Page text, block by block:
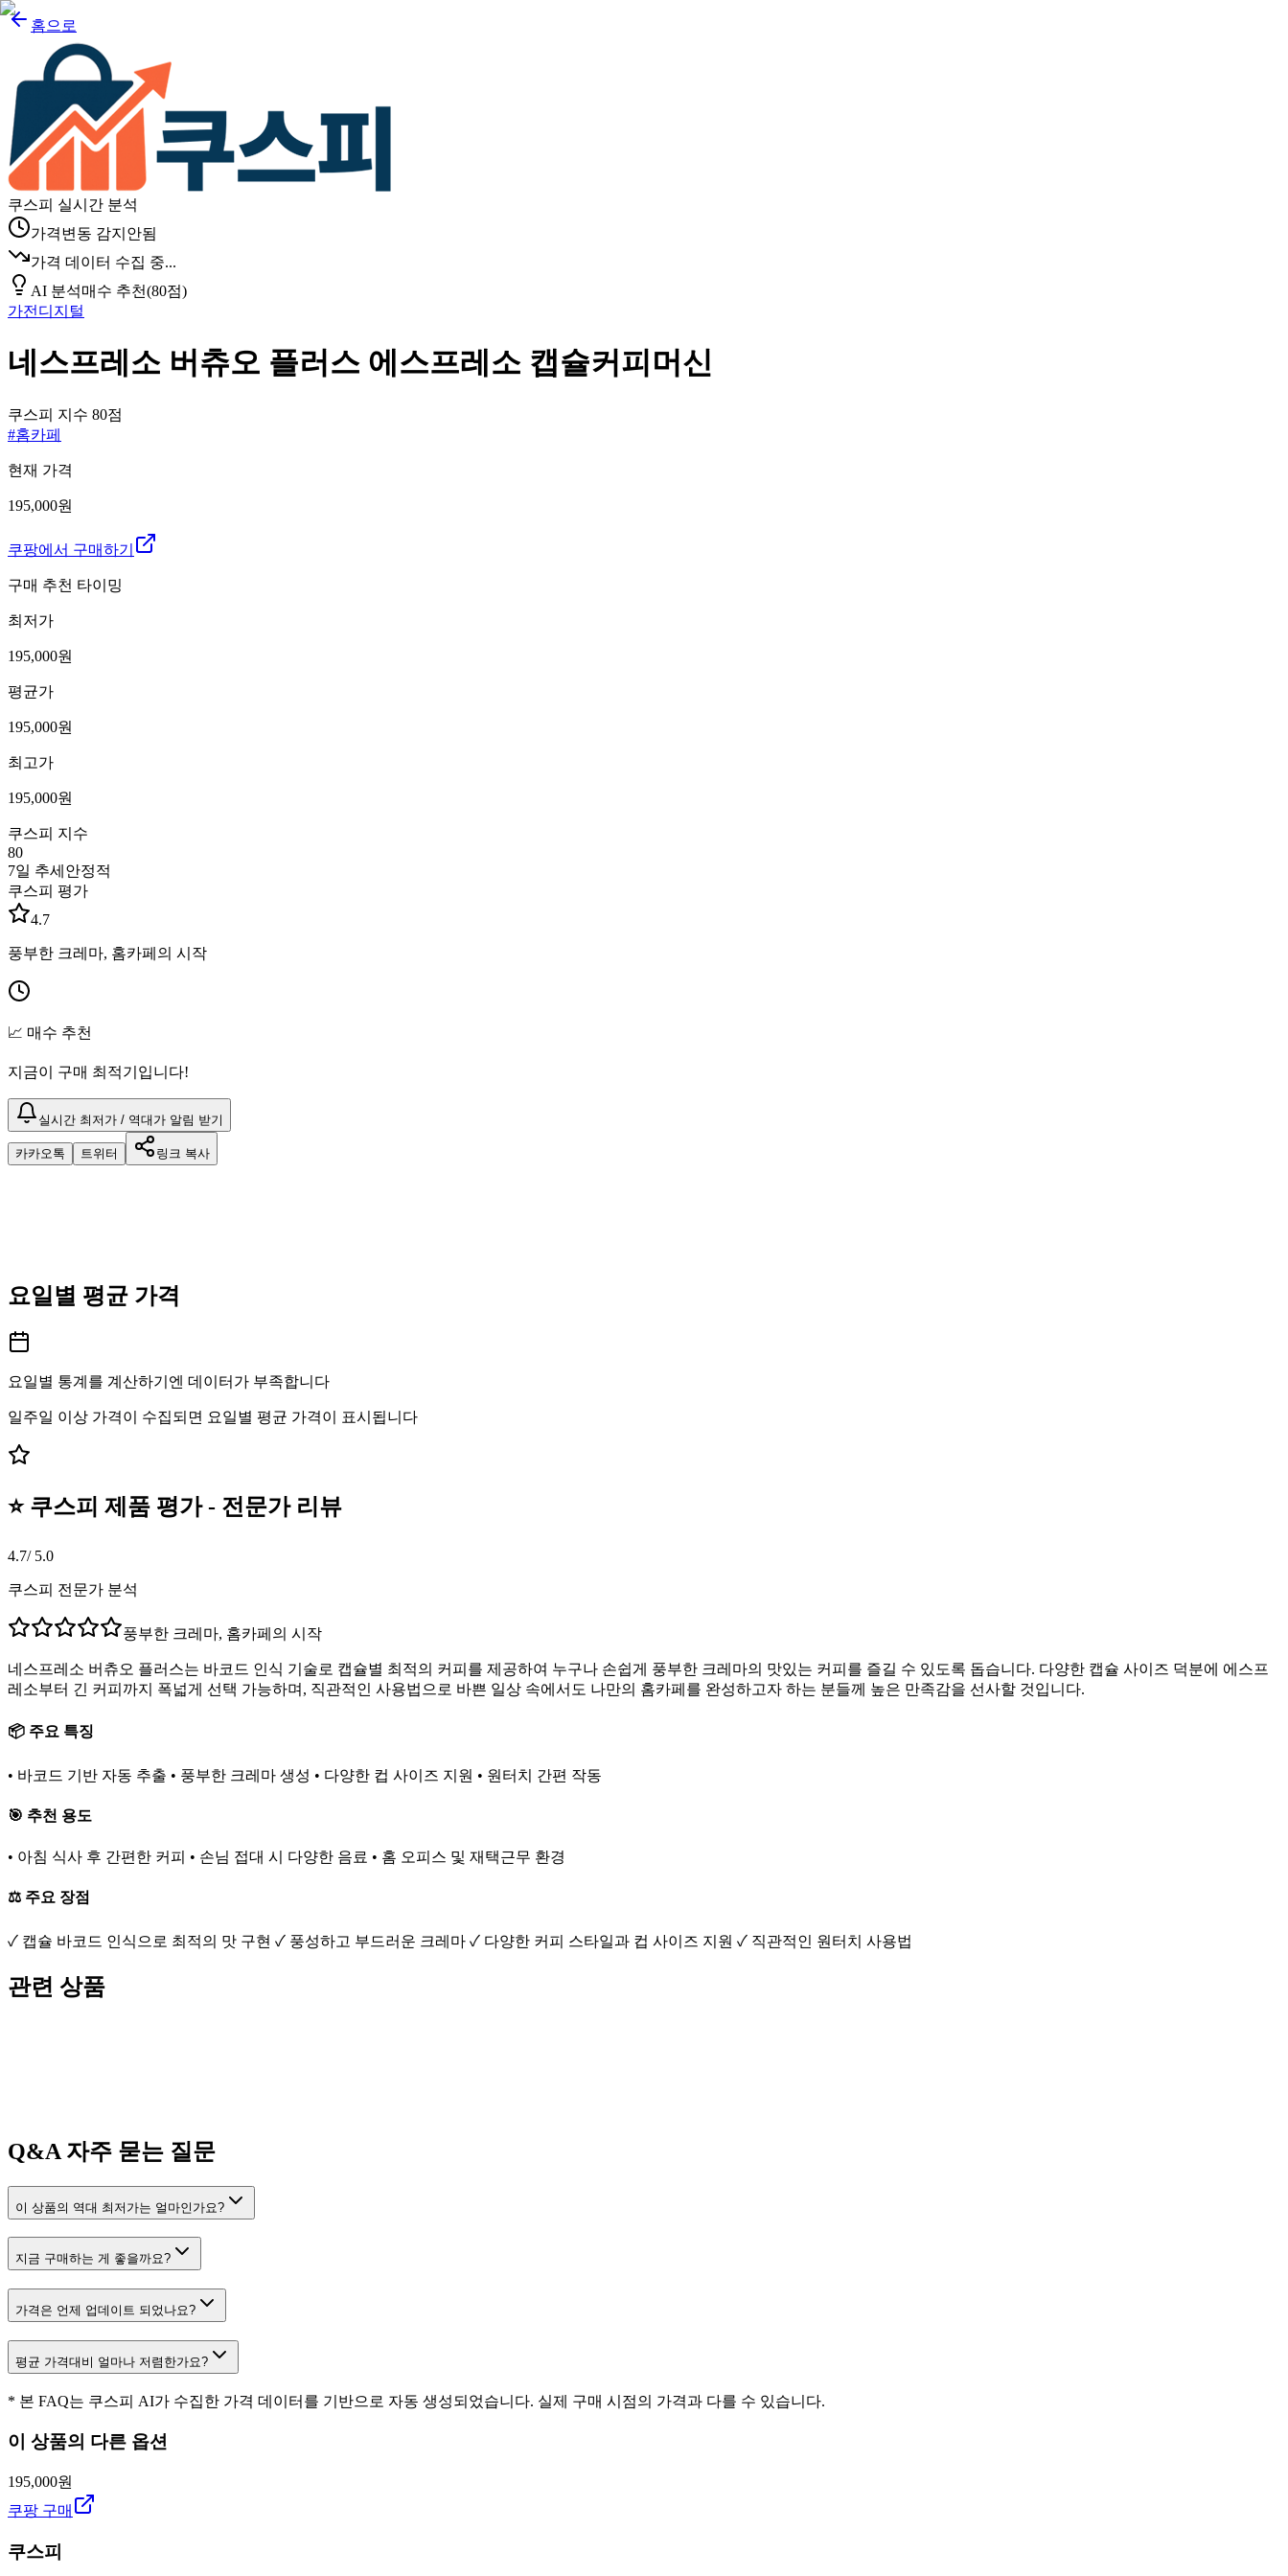
홈으로
쿠스피 실시간 분석
가격변동 감지안됨
가격 데이터 수집 중...
AI 분석매수 추천(80점)
가전디지털
네스프레소 버츄오 플러스 에스프레소 캡슐커피머신
쿠스피 지수 80점
#홈카페
현재 가격
195,000원
쿠팡에서 구매하기
구매 추천 타이밍
최저가
195,000원
평균가
195,000원
최고가
195,000원
쿠스피 지수
80
7일 추세 안정적
쿠스피 평가
4.7
풍부한 크레마, 홈카페의 시작
📈 매수 추천
지금이 구매 최적기입니다!
실시간 최저가 / 역대가 알림 받기
카카오톡 트위터 링크 복사
요일별 평균 가격
요일별 통계를 계산하기엔 데이터가 부족합니다
일주일 이상 가격이 수집되면 요일별 평균 가격이 표시됩니다
⭐ 쿠스피 제품 평가 - 전문가 리뷰
4.7/ 5.0
쿠스피 전문가 분석
풍부한 크레마, 홈카페의 시작
네스프레소 버츄오 플러스는 바코드 인식 기술로 캡슐별 최적의 커피를 제공하여 누구나 손쉽게 풍부한 크레마의 맛있는 커피를 즐길 수 있도록 돕습니다. 다양한 캡슐 사이즈 덕분에 에스프
레소부터 긴 커피까지 폭넓게 선택 가능하며, 직관적인 사용법으로 바쁜 일상 속에서도 나만의 홈카페를 완성하고자 하는 분들께 높은 만족감을 선사할 것입니다.
📦 주요 특징
• 바코드 기반 자동 추출 • 풍부한 크레마 생성 • 다양한 컵 사이즈 지원 • 원터치 간편 작동
🎯 추천 용도
• 아침 식사 후 간편한 커피 • 손님 접대 시 다양한 음료 • 홈 오피스 및 재택근무 환경
⚖️ 주요 장점
✓ 캡슐 바코드 인식으로 최적의 맛 구현 ✓ 풍성하고 부드러운 크레마 ✓ 다양한 커피 스타일과 컵 사이즈 지원 ✓ 직관적인 원터치 사용법
관련 상품
Q&A 자주 묻는 질문
이 상품의 역대 최저가는 얼마인가요?
지금 구매하는 게 좋을까요?
가격은 언제 업데이트 되었나요?
평균 가격대비 얼마나 저렴한가요?
* 본 FAQ는 쿠스피 AI가 수집한 가격 데이터를 기반으로 자동 생성되었습니다. 실제 구매 시점의 가격과 다를 수 있습니다.
이 상품의 다른 옵션
195,000원
쿠팡 구매
쿠스피